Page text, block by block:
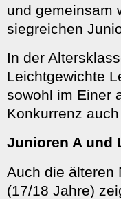
und gemeinsam
siegreichen
In der
Leichtgewichte
sowohl im Einer
Konkurrenz
Junioren A und
Auch die älteren
(17/18 Jahre)